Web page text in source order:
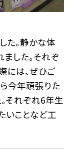
た。静かな体
した。それぞ
には、ぜひご
今年頑張りた
それぞれ6年生
いことなど工